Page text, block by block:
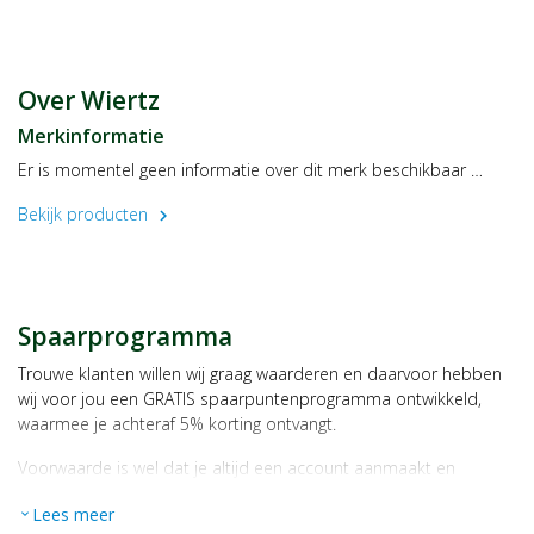
Over Wiertz
Merkinformatie
Er is momentel geen informatie over dit merk beschikbaar …
Bekijk producten
chevron_right
Spaarprogramma
Trouwe klanten willen wij graag waarderen en daarvoor hebben
wij voor jou een GRATIS spaarpuntenprogramma ontwikkeld,
waarmee je achteraf 5% korting ontvangt.
Voorwaarde is wel dat je altijd een account aanmaakt en
Bij iedere bestelling ontvang je per bestede euro 1 spaarpunt,
expand_more Lees meer